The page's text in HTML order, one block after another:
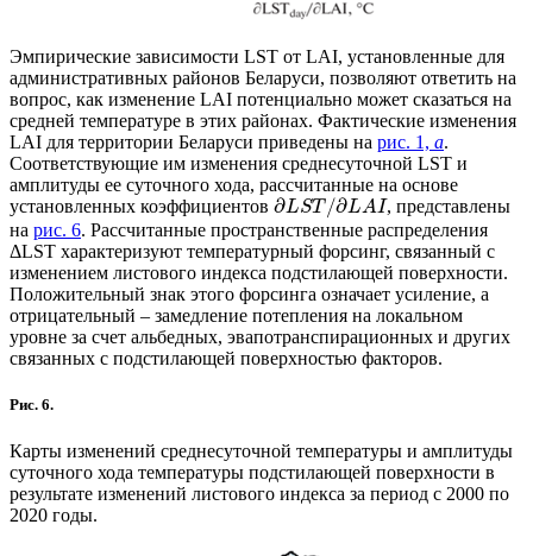
Эмпирические зависимости LST от LAI, установленные для
административных районов Беларуси, позволяют ответить на
вопрос, как изменение LAI потенциально может сказаться на
средней температуре в этих районах. Фактические изменения
LAI для территории Беларуси приведены на рис. 1, a.
Соответствующие им изменения среднесуточной LST и
амплитуды ее суточного хода, рассчитанные на основе
установленных коэффициентов ∂LST /∂LAI, представлены
на рис. 6. Рассчитанные пространственные распределения
ΔLST характеризуют температурный форсинг, связанный с
изменением листового индекса подстилающей поверхности.
Положительный знак этого форсинга означает усиление, а
отрицательный – замедление потепления на локальном
уровне за счет альбедных, эвапотранспирационных и других
связанных с подстилающей поверхностью факторов.
Рис. 6.
Карты изменений среднесуточной температуры и амплитуды
суточного хода температуры подстилающей поверхности в
результате изменений листового индекса за период с 2000 по
2020 годы.